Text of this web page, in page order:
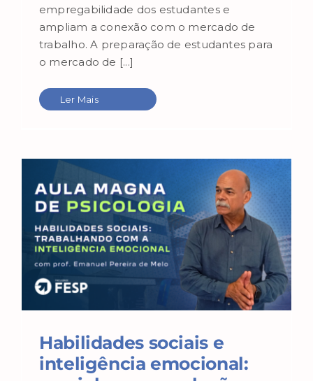
empregabilidade dos estudantes e
ampliam a conexão com o mercado de
trabalho. A preparação de estudantes para
o mercado de [...]
Ler Mais
Habilidades sociais e
inteligência emocional: